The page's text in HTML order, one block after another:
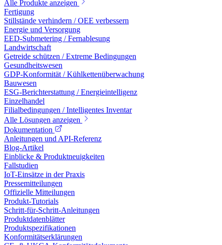
Alle Produkte anzeigen
Fertigung
Stillstände verhindern / OEE verbessern
Energie und Versorgung
EED-Submetering / Fernablesung
Landwirtschaft
Getreide schützen / Extreme Bedingungen
Gesundheitswesen
GDP-Konformität / Kühlkettenüberwachung
Bauwesen
ESG-Berichterstattung / Energieintelligenz
Einzelhandel
Filialbedingungen / Intelligentes Inventar
Alle Lösungen anzeigen
Dokumentation
Anleitungen und API-Referenz
Blog-Artikel
Einblicke & Produktneuigkeiten
Fallstudien
IoT-Einsätze in der Praxis
Pressemitteilungen
Offizielle Mitteilungen
Produkt-Tutorials
Schritt-für-Schritt-Anleitungen
Produktdatenblätter
Produktspezifikationen
Konformitätserklärungen